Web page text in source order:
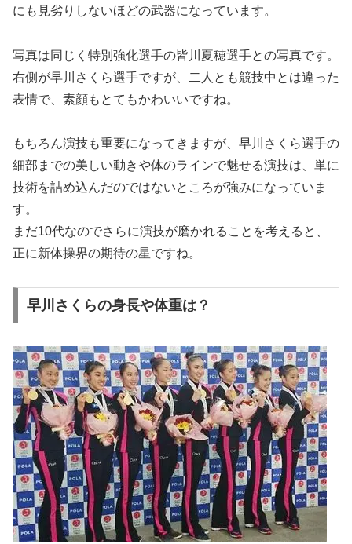
にも見劣りしないほどの武器になっています。
写真は同じく特別強化選手の皆川夏穂選手との写真です。
右側が早川さくら選手ですが、二人とも競技中とは違った
表情で、素顔もとてもかわいいですね。
もちろん演技も重要になってきますが、早川さくら選手の
細部までの美しい動きや体のラインで魅せる演技は、単に
技術を詰め込んだのではないところが強みになっていま
す。
まだ10代なのでさらに演技が磨かれることを考えると、
正に新体操界の期待の星ですね。
早川さくらの身長や体重は？